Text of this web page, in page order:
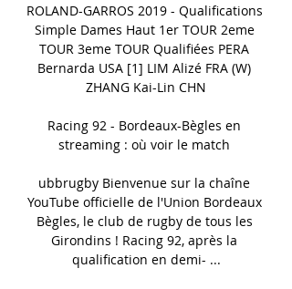
ROLAND-GARROS 2019 - Qualifications
Simple Dames Haut 1er TOUR 2eme
TOUR 3eme TOUR Qualifiées PERA
Bernarda USA [1] LIM Alizé FRA (W)
ZHANG Kai-Lin CHN
Racing 92 - Bordeaux-Bègles en
streaming : où voir le match
ubbrugby Bienvenue sur la chaîne
YouTube officielle de l'Union Bordeaux
Bègles, le club de rugby de tous les
Girondins ! Racing 92, après la
qualification en demi- ...